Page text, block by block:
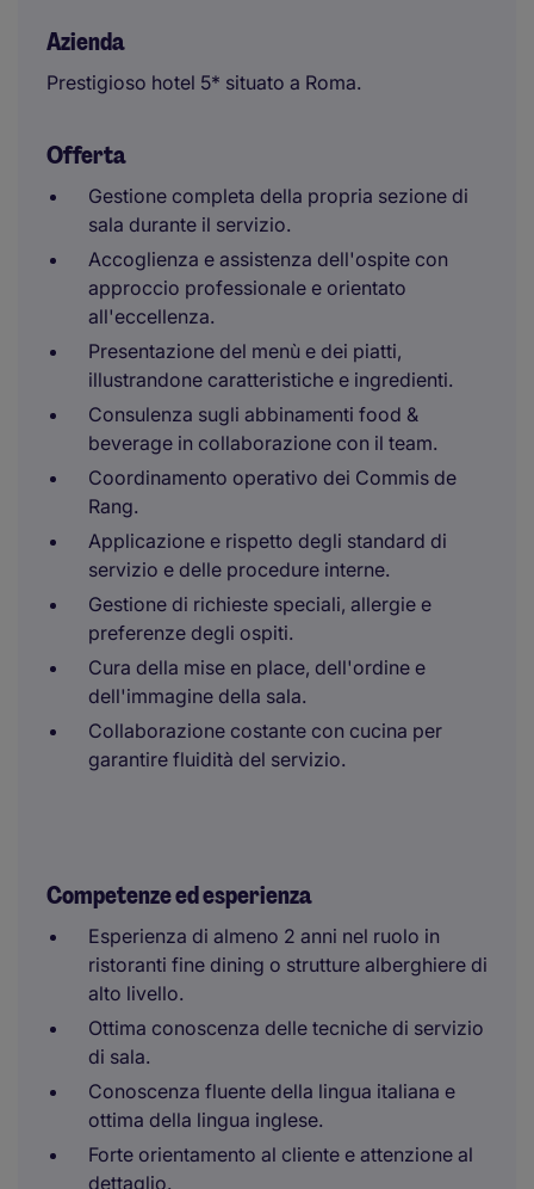
Azienda
Prestigioso hotel 5* situato a Roma.
Offerta
Gestione completa della propria sezione di
sala durante il servizio.
Accoglienza e assistenza dell'ospite con
approccio professionale e orientato
all'eccellenza.
Presentazione del menù e dei piatti,
illustrandone caratteristiche e ingredienti.
Consulenza sugli abbinamenti food &
beverage in collaborazione con il team.
Coordinamento operativo dei Commis de
Rang.
Applicazione e rispetto degli standard di
servizio e delle procedure interne.
Gestione di richieste speciali, allergie e
preferenze degli ospiti.
Cura della mise en place, dell'ordine e
dell'immagine della sala.
Collaborazione costante con cucina per
garantire fluidità del servizio.
Competenze ed esperienza
Esperienza di almeno 2 anni nel ruolo in
ristoranti fine dining o strutture alberghiere di
alto livello.
Ottima conoscenza delle tecniche di servizio
di sala.
Conoscenza fluente della lingua italiana e
ottima della lingua inglese.
Forte orientamento al cliente e attenzione al
dettaglio.